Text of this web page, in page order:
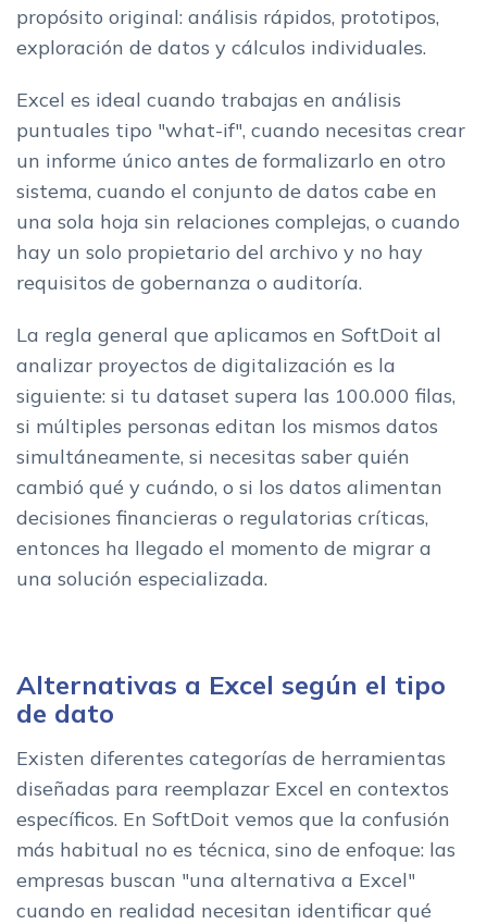
propósito original: análisis rápidos, prototipos,
exploración de datos y cálculos individuales.
Excel es ideal cuando trabajas en análisis
puntuales tipo "what-if", cuando necesitas crear
un informe único antes de formalizarlo en otro
sistema, cuando el conjunto de datos cabe en
una sola hoja sin relaciones complejas, o cuando
hay un solo propietario del archivo y no hay
requisitos de gobernanza o auditoría.
La regla general que aplicamos en SoftDoit al
analizar proyectos de digitalización es la
siguiente: si tu dataset supera las 100.000 filas,
si múltiples personas editan los mismos datos
simultáneamente, si necesitas saber quién
cambió qué y cuándo, o si los datos alimentan
decisiones financieras o regulatorias críticas,
entonces ha llegado el momento de migrar a
una solución especializada.
Alternativas a Excel según el tipo
de dato
Existen diferentes categorías de herramientas
diseñadas para reemplazar Excel en contextos
específicos. En SoftDoit vemos que la confusión
más habitual no es técnica, sino de enfoque: las
empresas buscan "una alternativa a Excel"
cuando en realidad necesitan identificar qué